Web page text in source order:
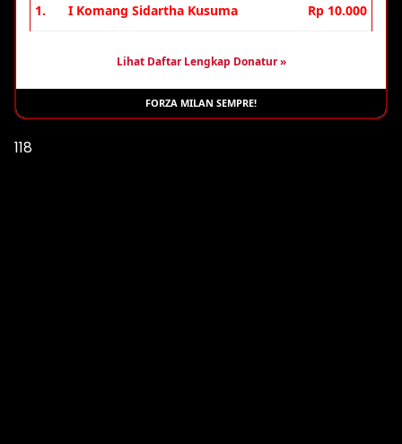
1. I Komang Sidartha Kusuma Rp 10.000
Lihat Daftar Lengkap Donatur »
FORZA MILAN SEMPRE!
118